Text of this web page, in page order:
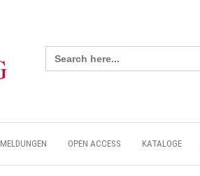
Search
for:
MELDUNGEN OPEN ACCESS KATALOGE